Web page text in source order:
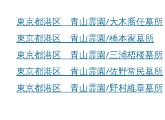
東京都港区 青山霊園/大木喬任墓所
東京都港区 青山霊園/橋本家墓所
東京都港区 青山霊園/三浦梧楼墓所
東京都港区 青山霊園/佐野常民墓所
東京都港区 青山霊園/野村維章墓所